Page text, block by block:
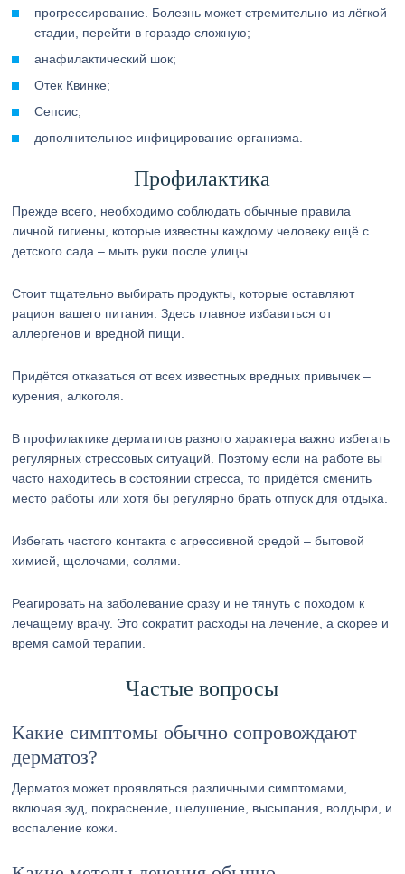
прогрессирование. Болезнь может стремительно из лёгкой
стадии, перейти в гораздо сложную;
анафилактический шок;
Отек Квинке;
Сепсис;
дополнительное инфицирование организма.
Профилактика
Прежде всего, необходимо соблюдать обычные правила
личной гигиены, которые известны каждому человеку ещё с
детского сада – мыть руки после улицы.
Стоит тщательно выбирать продукты, которые оставляют
рацион вашего питания. Здесь главное избавиться от
аллергенов и вредной пищи.
Придётся отказаться от всех известных вредных привычек –
курения, алкоголя.
В профилактике дерматитов разного характера важно избегать
регулярных стрессовых ситуаций. Поэтому если на работе вы
часто находитесь в состоянии стресса, то придётся сменить
место работы или хотя бы регулярно брать отпуск для отдыха.
Избегать частого контакта с агрессивной средой – бытовой
химией, щелочами, солями.
Реагировать на заболевание сразу и не тянуть с походом к
лечащему врачу. Это сократит расходы на лечение, а скорее и
время самой терапии.
Частые вопросы
Какие симптомы обычно сопровождают
дерматоз?
Дерматоз может проявляться различными симптомами,
включая зуд, покраснение, шелушение, высыпания, волдыри, и
воспаление кожи.